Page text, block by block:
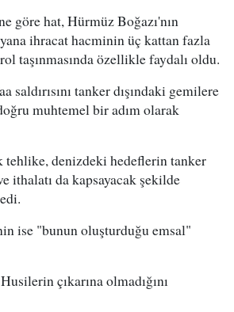
göre hat, Hürmüz Boğazı'nın
ihracat hacminin üç kattan fazla
taşınmasında özellikle faydalı oldu.
saldırısını tanker dışındaki gemilere
muhtemel bir adım olarak
tehlike, denizdeki hedeflerin tanker
ithalatı da kapsayacak şekilde
ise "bunun oluşturduğu emsal"
çıkarına olmadığını